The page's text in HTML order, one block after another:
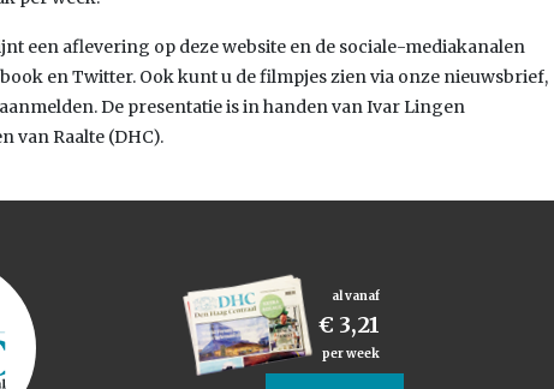
een aflevering op deze website en de sociale-mediakanalen
en Twitter. Ook kunt u de filmpjes zien via onze nieuwsbrief,
De presentatie is in handen van Ivar Lingen
van Raalte (DHC).
al vanaf
€ 3,21
per week